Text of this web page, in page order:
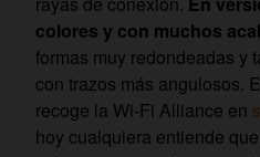
colores y con muchos
formas muy redondeadas y
con trazos más angulosos.
recoge la Wi-Fi Alliance en
hoy cualquiera entiende